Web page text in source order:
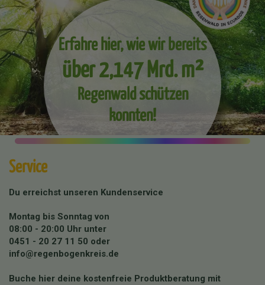
Erfahre hier, wie wir bereits
über 2,147 Mrd. m²
Regenwald schützen
konnten!
Service
Du erreichst unseren Kundenservice
Montag bis Sonntag von
08:00 - 20:00 Uhr unter
0451 - 20 27 11 50 oder
info@regenbogenkreis.de
Buche hier deine kostenfreie Produktberatung mit